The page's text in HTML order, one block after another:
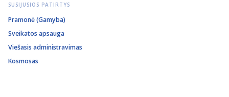
SUSIJUSIOS PATIRTYS
Pramonė (Gamyba)
Sveikatos apsauga
Viešasis administravimas
Kosmosas